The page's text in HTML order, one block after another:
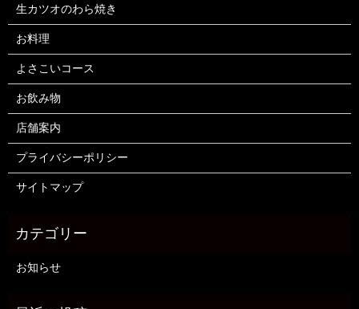
生カツオのわら焼き
お料理
よさこいコース
お飲み物
店舗案内
プライバシーポリシー
サイトマップ
お知らせ